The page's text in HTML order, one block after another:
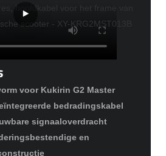
voor Kukirin G2 Master
bedradingskabel
signaaloverdracht
en